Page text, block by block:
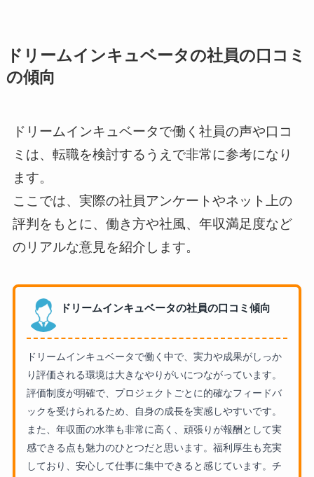
ドリームインキュベータの社員の口コミ
の傾向
ドリームインキュベータで働く社員の声や口コ
ミは、転職を検討するうえで非常に参考になり
ます。
ここでは、実際の社員アンケートやネット上の
評判をもとに、働き方や社風、年収満足度など
のリアルな意見を紹介します。
ドリームインキュベータの社員の口コミ傾向
ドリームインキュベータで働く中で、実力や成果がしっか
り評価される環境は大きなやりがいにつながっています。
評価制度が明確で、プロジェクトごとに的確なフィードバ
ックを受けられるため、自身の成長を実感しやすいです。
また、年収面の水準も非常に高く、頑張りが報酬として実
感できる点も魅力のひとつだと思います。福利厚生も充実
しており、安心して仕事に集中できると感じています。チ